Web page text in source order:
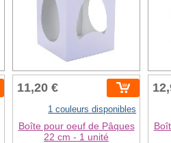
11,20 €
1 couleurs disponibles
Boîte pour oeuf de Pâques
22 cm - 1 unité